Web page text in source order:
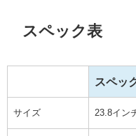
スペック表
スペッ
サイズ 23.8イン